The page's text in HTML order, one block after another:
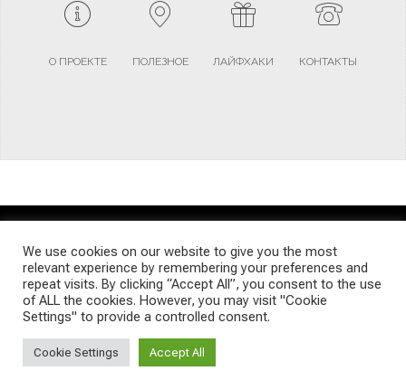
О ПРОЕКТЕ ПОЛЕЗНОЕ ЛАЙФХАКИ КОНТАКТЫ
TERMS AND CONDITIONS PRIVACY POLICY SITEMAP
© Emigrants Life WordPress Theme by TagDiv
We use cookies on our website to give you the most
relevant experience by remembering your preferences and
repeat visits. By clicking “Accept All”, you consent to the use
of ALL the cookies. However, you may visit "Cookie
Settings" to provide a controlled consent.
Cookie Settings Accept All